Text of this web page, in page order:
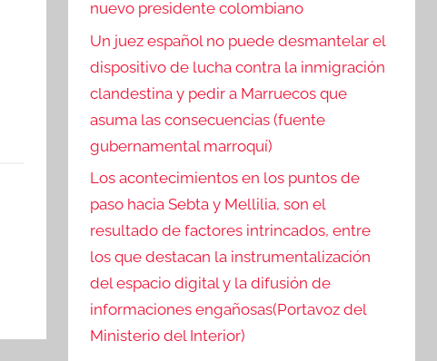
nuevo presidente colombiano
Un juez español no puede desmantelar el
dispositivo de lucha contra la inmigración
clandestina y pedir a Marruecos que
asuma las consecuencias (fuente
gubernamental marroquí)
Los acontecimientos en los puntos de
paso hacia Sebta y Mellilia, son el
resultado de factores intrincados, entre
los que destacan la instrumentalización
del espacio digital y la difusión de
informaciones engañosas(Portavoz del
Ministerio del Interior)